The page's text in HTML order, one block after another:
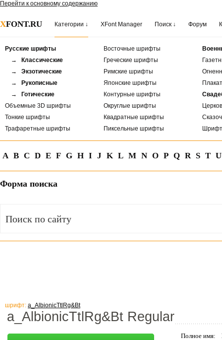
Перейти к основному содержанию
XFONT.RU Категории ↓ XFont Manager Поиск ↓ Форум
Русские шрифты
→ Классические
→ Экзотические
→ Рукописные
→ Готические
Объемные 3D шрифты
Тонкие шрифты
Трафаретные шрифты
Восточные шрифты
Греческие шрифты
Римские шрифты
Японские шрифты
Контурные шрифты
Округлые шрифты
Квадратные шрифты
Пиксельные шрифты
A B C D E F G H I J K L M N O P Q R S T U
Форма поиска
шрифт: a_AlbionicTtlRg&Bt
a_AlbionicTtlRg&Bt Regular
Полное имя: